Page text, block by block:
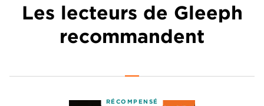
Les lecteurs de Gleeph
recommandent
RÉCOMPENSÉ